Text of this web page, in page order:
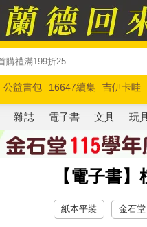
公益書包 16647續集 吉伊卡哇
馬斯克 玩具總動員5 超慢跑
雜誌 電子書 文具 玩
【電子書
紙本平裝 金石